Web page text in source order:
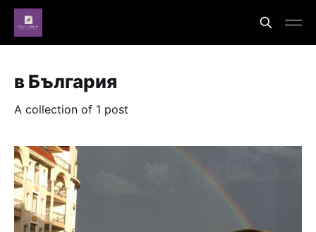
в България
A collection of 1 post